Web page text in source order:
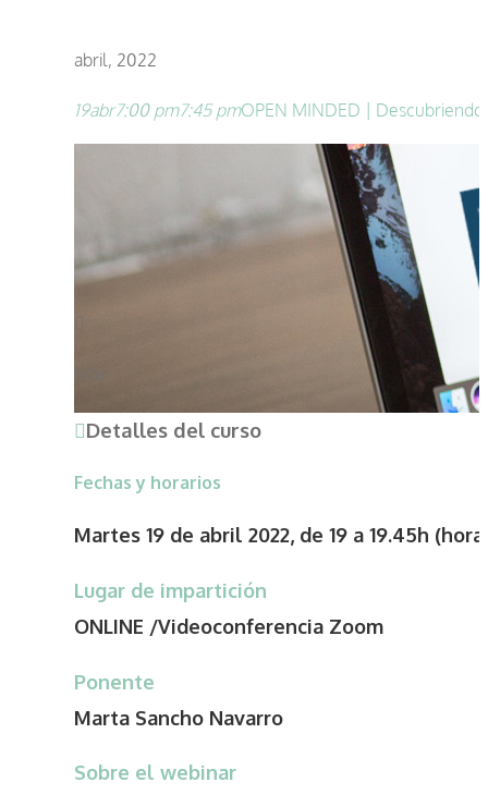
abril, 2022
19abr7:00 pm7:45 pmOPEN MINDED |
Detalles del curso
Fechas y horarios
Martes 19 de abril 2022, de 19 a 19.45h
Lugar de impartición
ONLINE /Videoconferencia Zoom
Ponente
Marta Sancho Navarro
Sobre el webinar